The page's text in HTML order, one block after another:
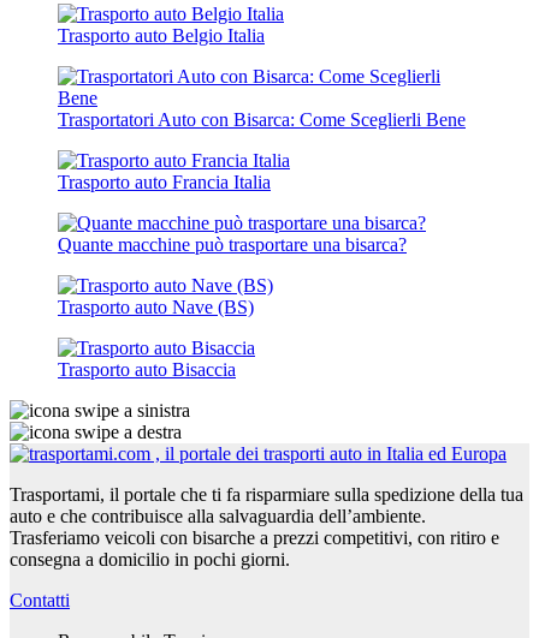
Trasporto auto Belgio Italia
Trasportatori Auto con Bisarca: Come Sceglierli Bene
Trasporto auto Francia Italia
Quante macchine può trasportare una bisarca?
Trasporto auto Nave (BS)
Trasporto auto Bisaccia
Trasportami, il portale che ti fa risparmiare sulla spedizione della tua
auto e che contribuisce alla salvaguardia dell’ambiente.
Trasferiamo veicoli con bisarche a prezzi competitivi, con ritiro e
consegna a domicilio in pochi giorni.
Contatti